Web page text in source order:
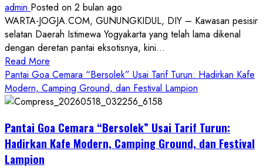
admin Posted on 2 bulan ago
WARTA-JOGJA.COM, GUNUNGKIDUL, DIY – Kawasan pesisir
selatan Daerah Istimewa Yogyakarta yang telah lama dikenal
dengan deretan pantai eksotisnya, kini...
Read More
more
about
ON
ROCK
Gunungkidul
Pantai Goa Cemara “Bersolek” Usai Tarif Turun: Hadirkan Kafe
Modern, Camping Ground, dan Festival Lampion
Pantai Goa Cemara “Bersolek” Usai Tarif Turun:
Hadirkan Kafe Modern, Camping Ground, dan Festival
Lampion